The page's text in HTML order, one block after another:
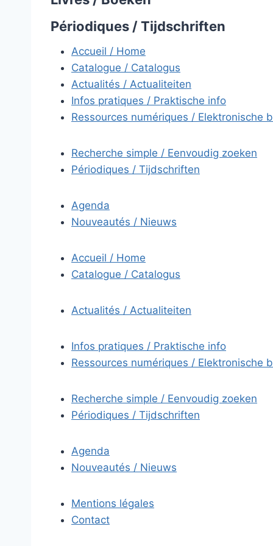
Périodiques / Tijdschriften
Accueil / Home
Catalogue / Catalogus
Actualités / Actualiteiten
Infos pratiques / Praktische info
Ressources numériques / Elektronische
Recherche simple / Eenvoudig zoeken
Périodiques / Tijdschriften
Agenda
Nouveautés / Nieuws
Accueil / Home
Catalogue / Catalogus
Actualités / Actualiteiten
Infos pratiques / Praktische info
Ressources numériques / Elektronische
Recherche simple / Eenvoudig zoeken
Périodiques / Tijdschriften
Agenda
Nouveautés / Nieuws
Mentions légales
Contact